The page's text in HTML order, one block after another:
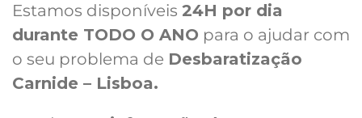
Estamos disponíveis 24H por dia
durante TODO O ANO para o ajudar com
o seu problema de Desbaratização
Carnide – Lisboa.